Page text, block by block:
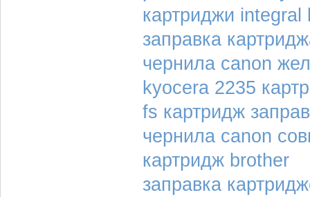
картриджи integral
заправка
чернила canon
kyocera 2235
fs картридж
чернила canon
картридж brother
заправка